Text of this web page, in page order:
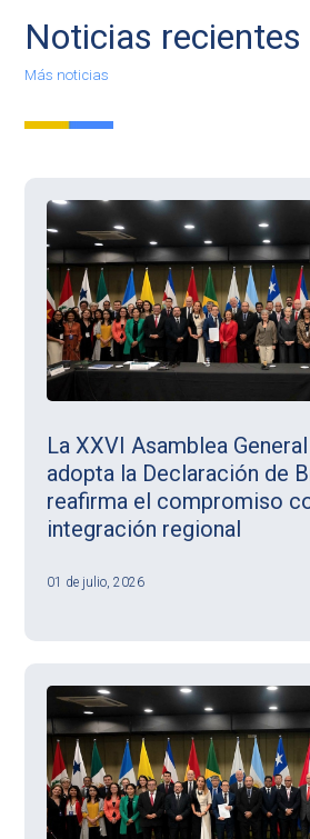
Noticias recientes
Más noticias
La XXVI Asamblea
adopta la Declaración de
reafirma el compromiso
integración regional
01 de julio, 2026